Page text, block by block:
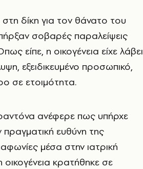
δίκη για τον θάνατο του
σοβαρές παραλείψεις
είπε, η οικογένεια είχε λάβει
εξειδικευμένο προσωπικό,
σε ετοιμότητα.
ανέφερε πως υπήρχε
ευθύνη της
μέσα στην ιατρική
κρατήθηκε σε